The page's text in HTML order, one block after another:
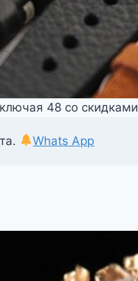
48 со скидками
Whats App